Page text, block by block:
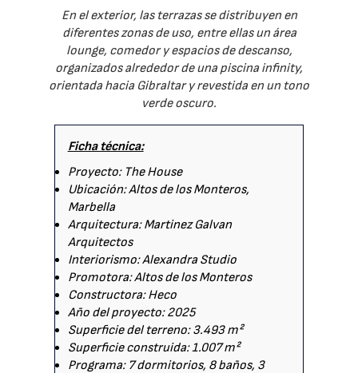
En el exterior, las terrazas se distribuyen en
diferentes zonas de uso, entre ellas un área
lounge, comedor y espacios de descanso,
organizados alrededor de una piscina infinity,
orientada hacia Gibraltar y revestida en un tono
verde oscuro.
Ficha técnica:
Proyecto: The House
Ubicación: Altos de los Monteros,
Marbella
Arquitectura: Martinez Galvan
Arquitectos
Interiorismo: Alexandra Studio
Promotora: Altos de los Monteros
Constructora: Heco
Año del proyecto: 2025
Superficie del terreno: 3.493 m²
Superficie construida: 1.007 m²
Programa: 7 dormitorios, 8 baños, 3